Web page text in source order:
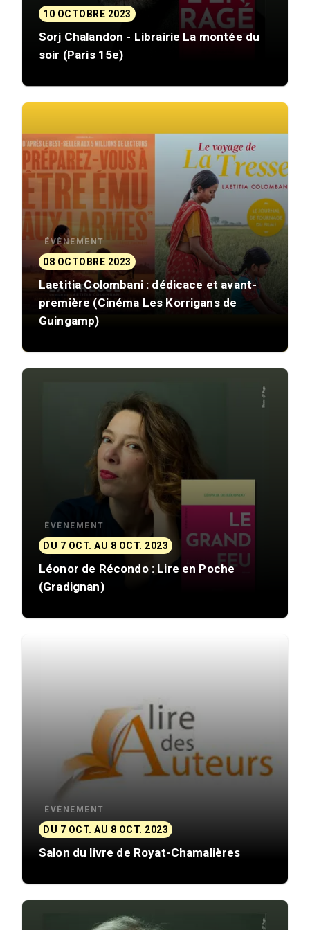
10 OCTOBRE 2023
Sorj Chalandon - Librairie La montée du
soir (Paris 15e)
ÉVÈNEMENT
08 OCTOBRE 2023
Laetitia Colombani : dédicace et avant-
première (Cinéma Les Korrigans de
Guingamp)
ÉVÈNEMENT
DU 7 OCT. AU 8 OCT. 2023
Léonor de Récondo : Lire en Poche
(Gradignan)
ÉVÈNEMENT
DU 7 OCT. AU 8 OCT. 2023
Salon du livre de Royat-Chamalières